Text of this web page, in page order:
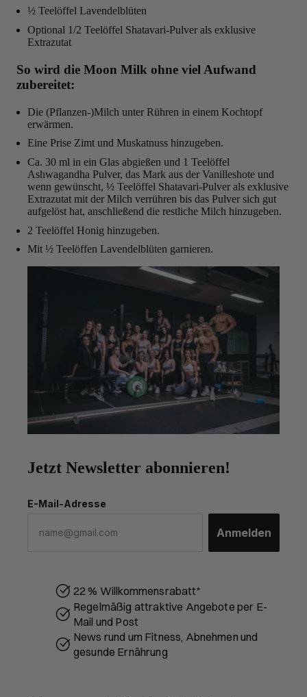
½ Teelöffel Lavendelblüten
Optional 1/2 Teelöffel Shatavari-Pulver als exklusive
Extrazutat
So wird die Moon Milk ohne viel Aufwand
zubereitet:
Die (Pflanzen-)Milch unter Rühren in einem Kochtopf
erwärmen.
Eine Prise Zimt und Muskatnuss hinzugeben.
Ca. 30 ml in ein Glas abgießen und 1 Teelöffel
Ashwagandha Pulver, das Mark aus der Vanilleshote und
wenn gewünscht, ½ Teelöffel Shatavari-Pulver als exklusive
Extrazutat mit der Milch verrühren bis das Pulver sich gut
aufgelöst hat, anschließend die restliche Milch hinzugeben.
2 Teelöffel Honig hinzugeben.
Mit ½ Teelöffen Lavendelblüten garnieren.
Jetzt Newsletter abonnieren!
E-Mail-Adresse
Anmelden
22 % Willkommensrabatt*
Regelmäßig attraktive Angebote per E-
Mail und Post
News rund um Fitness, Abnehmen und
gesunde Ernährung